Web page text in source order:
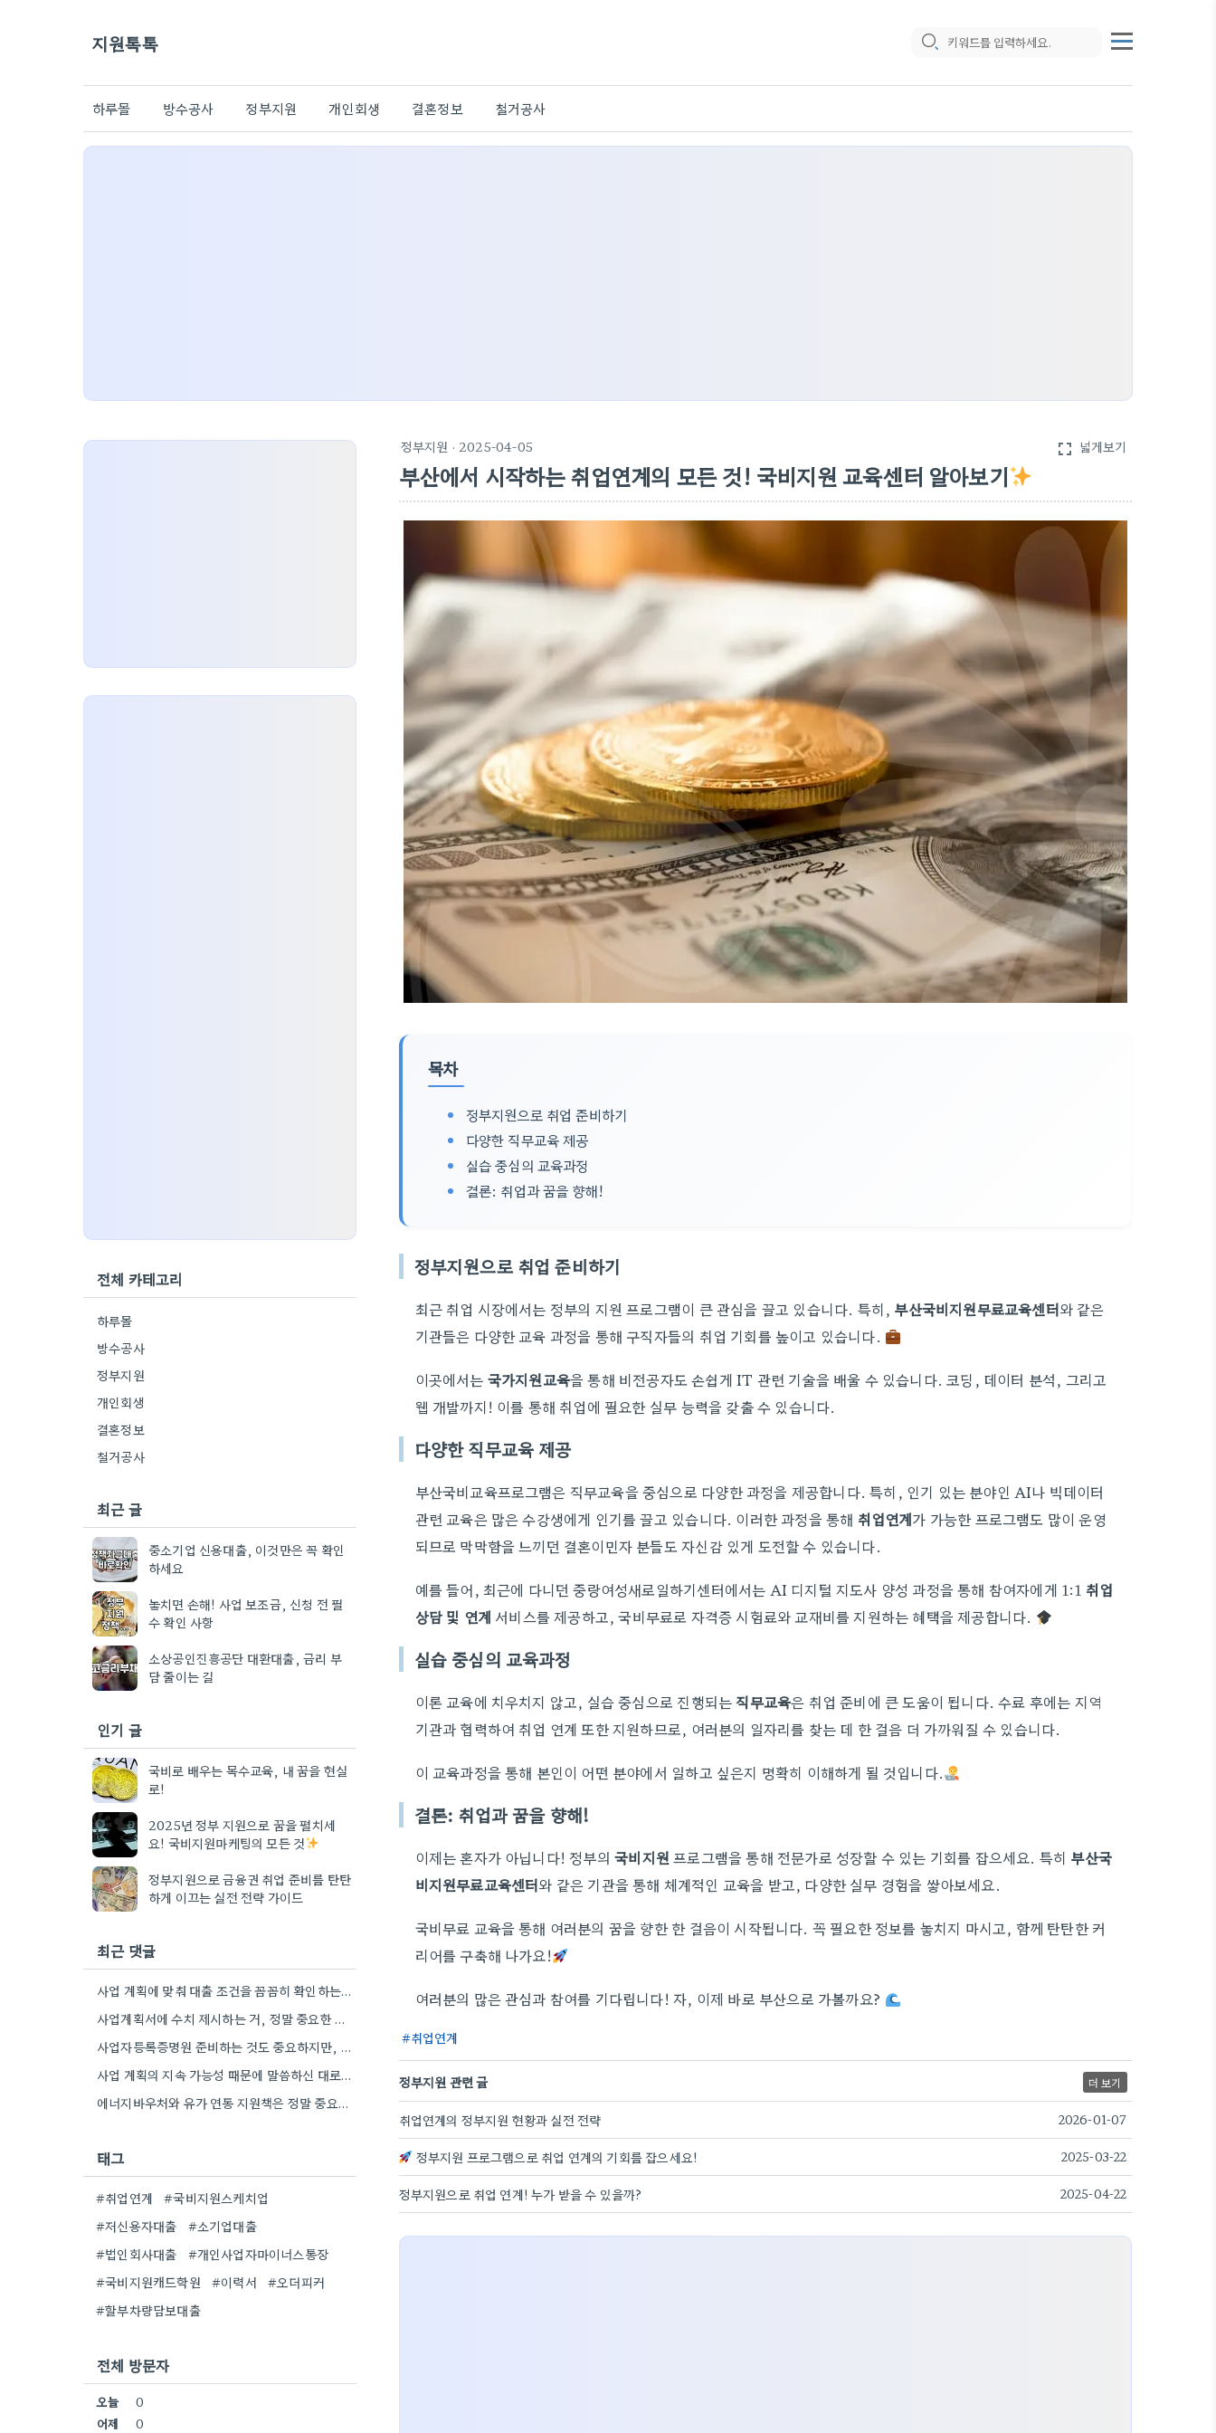
지원톡톡
하루몰 방수공사 정부지원 개인회생 결혼정보 철거공사
정부지원 · 2025-04-05 fullscreen 넓게보기
부산에서 시작하는 취업연계의 모든 것! 국비지원 교육센터 알아보기
목차
정부지원으로 취업 준비하기
다양한 직무교육 제공
실습 중심의 교육과정
결론: 취업과 꿈을 향해!
정부지원으로 취업 준비하기
최근 취업 시장에서는 정부의 지원 프로그램이 큰 관심을 끌고 있습니다. 특히, 부산국비지원무료교육센터와 같은
기관들은 다양한 교육 과정을 통해 구직자들의 취업 기회를 높이고 있습니다.
이곳에서는 국가지원교육을 통해 비전공자도 손쉽게 IT 관련 기술을 배울 수 있습니다. 코딩, 데이터 분석, 그리고
웹 개발까지! 이를 통해 취업에 필요한 실무 능력을 갖출 수 있습니다.
다양한 직무교육 제공
부산국비교육프로그램은 직무교육을 중심으로 다양한 과정을 제공합니다. 특히, 인기 있는 분야인 AI나 빅데이터
관련 교육은 많은 수강생에게 인기를 끌고 있습니다. 이러한 과정을 통해 취업연계가 가능한 프로그램도 많이 운영
되므로 막막함을 느끼던 결혼이민자 분들도 자신감 있게 도전할 수 있습니다.
예를 들어, 최근에 다니던 중랑여성새로일하기센터에서는 AI 디지털 지도사 양성 과정을 통해 참여자에게 1:1 취업
상담 및 연계 서비스를 제공하고, 국비무료로 자격증 시험료와 교재비를 지원하는 혜택을 제공합니다.
실습 중심의 교육과정
이론 교육에 치우치지 않고, 실습 중심으로 진행되는 직무교육은 취업 준비에 큰 도움이 됩니다. 수료 후에는 지역
기관과 협력하여 취업 연계 또한 지원하므로, 여러분의 일자리를 찾는 데 한 걸음 더 가까워질 수 있습니다.
이 교육과정을 통해 본인이 어떤 분야에서 일하고 싶은지 명확히 이해하게 될 것입니다.
결론: 취업과 꿈을 향해!
이제는 혼자가 아닙니다! 정부의국비지원 프로그램을 통해 전문가로 성장할 수 있는 기회를 잡으세요. 특히 부산국
비지원무료교육센터와 같은 기관을 통해 체계적인 교육을 받고, 다양한 실무 경험을 쌓아보세요.
국비무료 교육을 통해 여러분의 꿈을 향한 한 걸음이 시작됩니다. 꼭 필요한 정보를 놓치지 마시고, 함께 탄탄한 커
리어를 구축해 나가요!
여러분의 많은 관심과 참여를 기다립니다! 자, 이제 바로 부산으로 가볼까요?
취업연계
정부지원 관련 글 더 보기
취업연계의 정부지원 현황과 실전 전략 2026-01-07
정부지원 프로그램으로 취업 연계의 기회를 잡으세요! 2025-03-22
정부지원으로 취업 연계! 누가 받을 수 있을까? 2025-04-22
전체 카테고리
하루몰
방수공사
정부지원
개인회생
결혼정보
철거공사
최근 글
중소기업 신용대출, 이것만은 꼭 확인
하세요
놓치면 손해! 사업 보조금, 신청 전 필
수 확인 사항
소상공인진흥공단 대환대출, 금리 부
담 줄이는 길
인기 글
국비로 배우는 목수교육, 내 꿈을 현실
로!
2025년 정부 지원으로 꿈을 펼치세
요! 국비지원마케팅의 모든 것
정부지원으로 금융권 취업 준비를 탄탄
하게 이끄는 실전 전략 가이드
최근 댓글
사업 계획에 맞춰 대출 조건을 꼼꼼히 확인하는 게 중요하네요. 저는 사업 확장 시 금리 변화를…
사업계획서에 수치 제시하는 거, 정말 중요한 부분인 것 같아요. 매출 성장률이나 고용 목표를 구체적으로 적으면…
사업자등록증명원 준비하는 것도 중요하지만, 특히 최근 재무제표 유효기간 꼭 확인해야 해요. 제가 최근 사업 계획서…
사업 계획의 지속 가능성 때문에 말씀하신 대로, 재무제표 준비를 미리 해두는 게 정말 중요하네요. 특히…
에너지바우처와 유가 연동 지원책은 정말 중요한 부분인 것 같아요. 특히 농어민분들이 에너지 가격 변동에 덜…
태그
#취업연계
#국비지원스케치업
#저신용자대출
#소기업대출
#법인회사대출
#개인사업자마이너스통장
#국비지원캐드학원
#이력서
#오더피커
#할부차량담보대출
전체 방문자
오늘
0
어제
0